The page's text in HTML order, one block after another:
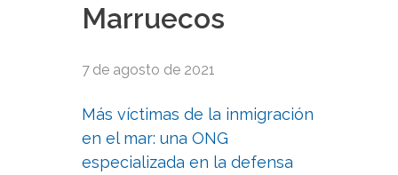
Marruecos
7 de agosto de 2021
Más víctimas de la inmigración
en el mar: una ONG
especializada en la defensa